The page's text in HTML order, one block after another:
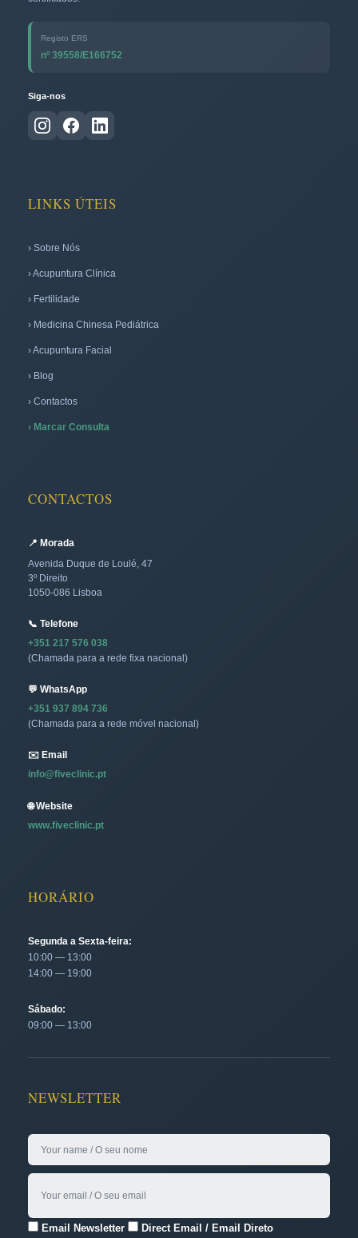
Registo ERS
nº 39558/E166752
Siga-nos
LINKS ÚTEIS
› Sobre Nós
› Acupuntura Clínica
› Fertilidade
› Medicina Chinesa Pediátrica
› Acupuntura Facial
› Blog
› Contactos
› Marcar Consulta
CONTACTOS
📍 Morada
Avenida Duque de Loulé, 47
3º Direito
1050-086 Lisboa
📞 Telefone
+351 217 576 038
(Chamada para a rede fixa nacional)
💬 WhatsApp
+351 937 894 736
(Chamada para a rede móvel nacional)
✉️ Email
info@fiveclinic.pt
🌐 Website
www.fiveclinic.pt
HORÁRIO
Segunda a Sexta-feira:
10:00 — 13:00
14:00 — 19:00
Sábado:
09:00 — 13:00
NEWSLETTER
Email Newsletter
Direct Email / Email Direto